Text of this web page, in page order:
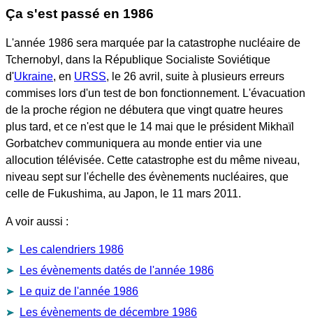
Ça s'est passé en 1986
L'année 1986 sera marquée par la catastrophe nucléaire de
Tchernobyl, dans la République Socialiste Soviétique
d'Ukraine, en URSS, le 26 avril, suite à plusieurs erreurs
commises lors d'un test de bon fonctionnement. L'évacuation
de la proche région ne débutera que vingt quatre heures
plus tard, et ce n'est que le 14 mai que le président Mikhaïl
Gorbatchev communiquera au monde entier via une
allocution télévisée. Cette catastrophe est du même niveau,
niveau sept sur l'échelle des évènements nucléaires, que
celle de Fukushima, au Japon, le 11 mars 2011.
A voir aussi :
Les calendriers 1986
Les évènements datés de l'année 1986
Le quiz de l'année 1986
Les évènements de décembre 1986